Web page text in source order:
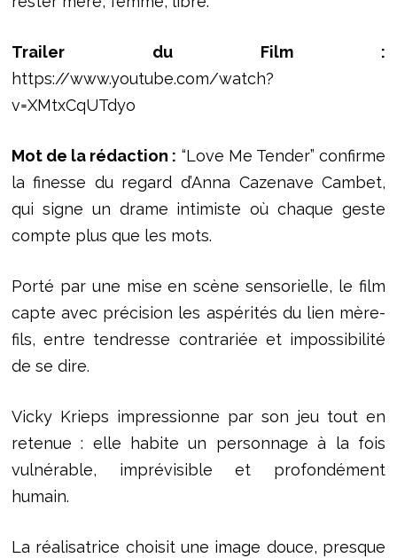
Trailer du Film :
https://www.youtube.com/watch?
v=XMtxCqUTdyo
Mot de la rédaction : “Love Me Tender” confirme
la finesse du regard d’Anna Cazenave Cambet,
qui signe un drame intimiste où chaque geste
compte plus que les mots.
Porté par une mise en scène sensorielle, le film
capte avec précision les aspérités du lien mère-
fils, entre tendresse contrariée et impossibilité
de se dire.
Vicky Krieps impressionne par son jeu tout en
retenue : elle habite un personnage à la fois
vulnérable, imprévisible et profondément
humain.
La réalisatrice choisit une image douce, presque